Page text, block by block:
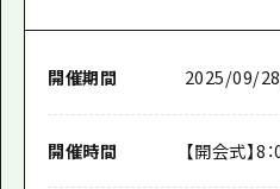
開催期間 2025/09/
開催時間 【開会式】8